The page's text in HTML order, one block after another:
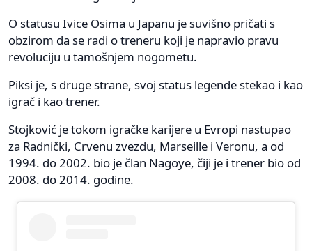
O statusu Ivice Osima u Japanu je suvišno pričati s
obzirom da se radi o treneru koji je napravio pravu
revoluciju u tamošnjem nogometu.
Piksi je, s druge strane, svoj status legende stekao i kao
igrač i kao trener.
Stojković je tokom igračke karijere u Evropi nastupao
za Radnički, Crvenu zvezdu, Marseille i Veronu, a od
1994. do 2002. bio je član Nagoye, čiji je i trener bio od
2008. do 2014. godine.